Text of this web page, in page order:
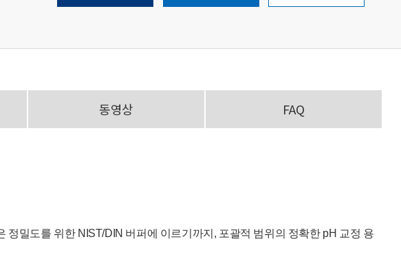
동영상 FAQ
밀도를 위한 NIST/DIN 버퍼에 이르기까지, 포괄적 범위의 정확한 pH 교정 용